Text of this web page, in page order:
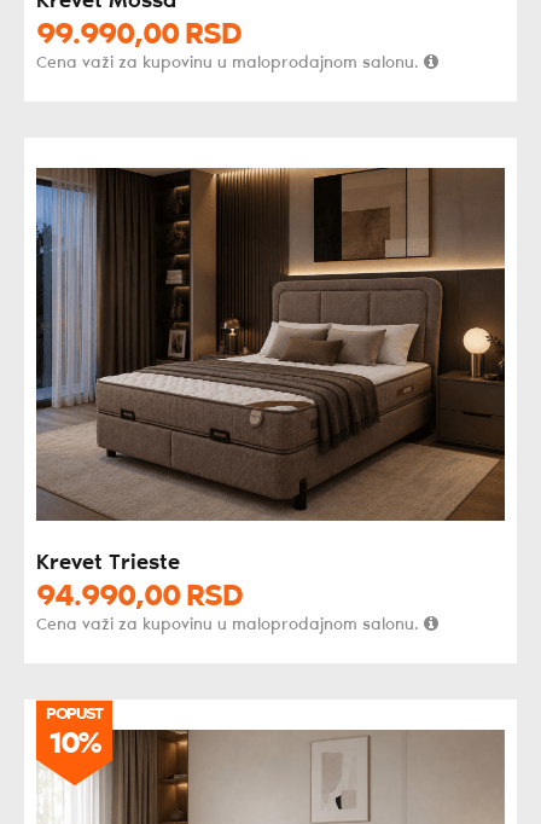
99.990,00 RSD
Cena važi za kupovinu u maloprodajnom salonu.
Krevet Trieste
94.990,00 RSD
Cena važi za kupovinu u maloprodajnom salonu.
POPUST
10%